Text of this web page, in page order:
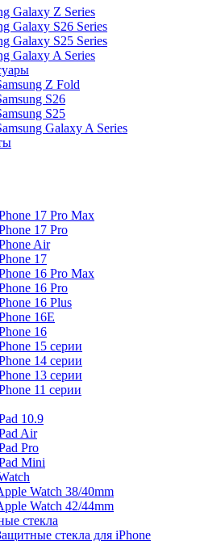
Galaxy Z Series
Galaxy S26 Series
Galaxy S25 Series
Galaxy A Series
Z Fold
S26
S25
Galaxy A Series
17 Pro Max
17 Pro
Air
17
16 Pro Max
16 Pro
16 Plus
16E
16
15 серии
14 серии
13 серии
11 серии
10.9
Air
Pro
Mini
Watch 38/40mm
Watch 42/44mm
стекла
стекла для iPhone